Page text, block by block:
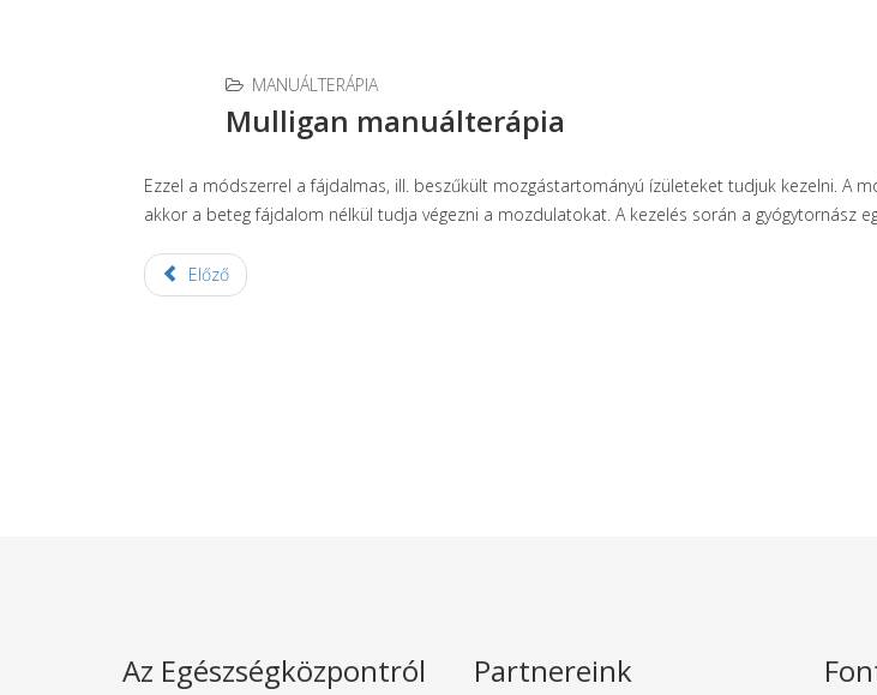
MANUÁLTERÁPIA
Mulligan manuálterápia
Ezzel a módszerrel a fájdalmas, ill. beszűkült mozgástartományú ízületeket tudjuk kezelni. A
akkor a beteg fájdalom nélkül tudja végezni a mozdulatokat. A kezelés során a gyógytornász
Előző
Az Egészségközpontról Partnereink